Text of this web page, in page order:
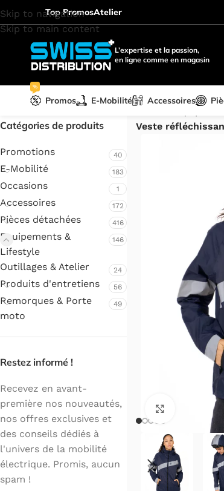
Skip to navigation
Skip to main content
Top PromosAtelier
L’expertise et la passion,
en ligne comme en magasin
Promos
%
E-Mobilité Accessoires
Catégories de produits
Promotions 40
E-Mobilité 183
Occasions 1
Accessoires 172
Pièces détachées 416
Equipements &
Lifestyle
146
Outillages & Atelier 24
Produits d'entretiens 56
Remorques & Porte
moto
49
Restez informé !
Recevez en avant-
première nos nouveautés,
nos offres exclusives et
des conseils dédiés à
l'univers de la mobilité
électrique. Promis, aucun
spam !
Veste
Cliquez